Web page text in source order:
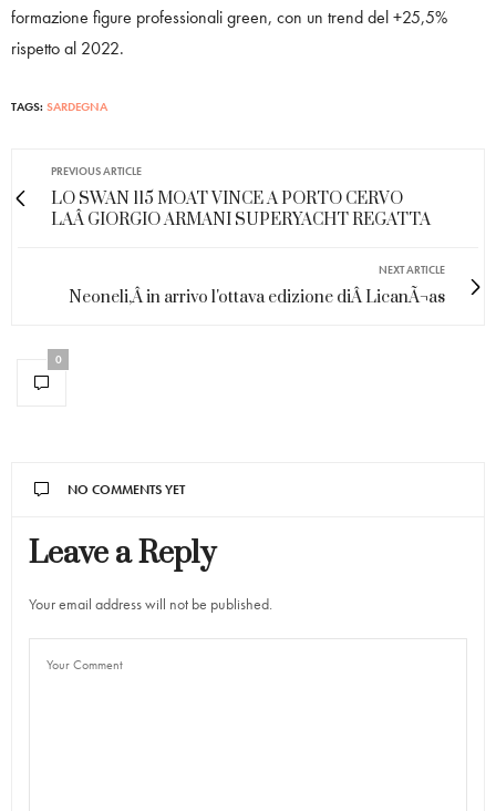
formazione figure professionali green, con un trend del +25,5%
rispetto al 2022.
TAGS: SARDEGNA
PREVIOUS ARTICLE
LO SWAN 115 MOAT VINCE A PORTO CERVO
LAÂ GIORGIO ARMANI SUPERYACHT REGATTA
NEXT ARTICLE
Neoneli,Â in arrivo l'ottava edizione diÂ LicanÃ¬as
0
NO COMMENTS YET
Leave a Reply
Your email address will not be published.